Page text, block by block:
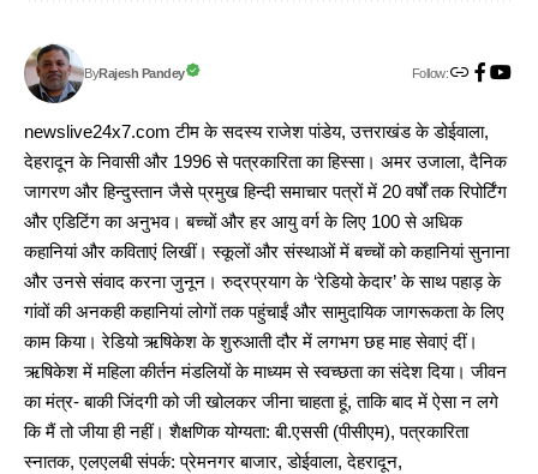
ByRajesh Pandey Follow:
newslive24x7.com टीम के सदस्य राजेश पांडेय, उत्तराखंड के डोईवाला,
देहरादून के निवासी और 1996 से पत्रकारिता का हिस्सा। अमर उजाला, दैनिक
जागरण और हिन्दुस्तान जैसे प्रमुख हिन्दी समाचार पत्रों में 20 वर्षों तक रिपोर्टिंग
और एडिटिंग का अनुभव। बच्चों और हर आयु वर्ग के लिए 100 से अधिक
कहानियां और कविताएं लिखीं। स्कूलों और संस्थाओं में बच्चों को कहानियां सुनाना
और उनसे संवाद करना जुनून। रुद्रप्रयाग के ‘रेडियो केदार’ के साथ पहाड़ के
गांवों की अनकही कहानियां लोगों तक पहुंचाईं और सामुदायिक जागरूकता के लिए
काम किया। रेडियो ऋषिकेश के शुरुआती दौर में लगभग छह माह सेवाएं दीं।
ऋषिकेश में महिला कीर्तन मंडलियों के माध्यम से स्वच्छता का संदेश दिया। जीवन
का मंत्र- बाकी जिंदगी को जी खोलकर जीना चाहता हूं, ताकि बाद में ऐसा न लगे
कि मैं तो जीया ही नहीं। शैक्षणिक योग्यता: बी.एससी (पीसीएम), पत्रकारिता
स्नातक, एलएलबी संपर्क: प्रेमनगर बाजार, डोईवाला, देहरादून,